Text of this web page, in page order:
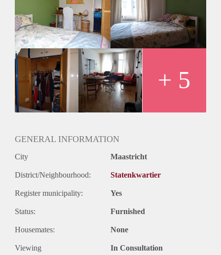
badkamer is voorzien van een bad, douche en toilet.
Er is een wasmachine in het huis aanwezig.
Verder is er nog een gezamenlijke tuin waar jullie ook de
fietsen kunnen stallen.
De studentenkamer kan ook gemeubileerd gehuurd worden
tegen een meerprijs van €25,- per maand.
Momenteel komen 2 studentenkamers vrij in deze woning.
Ideaal voor 2 bevriende studenten.
+ 5
GENERAL INFORMATION
City Maastricht
District/Neighbourhood: Statenkwartier
Register municipality: Yes
Status: Furnished
Housemates: None
Viewing In Consultation